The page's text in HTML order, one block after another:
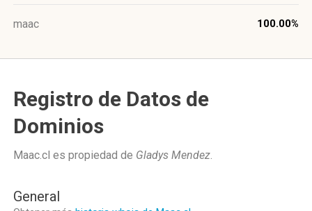
maac 100.00%
Registro de Datos de
Dominios
Maac.cl es propiedad de Gladys Mendez.
General